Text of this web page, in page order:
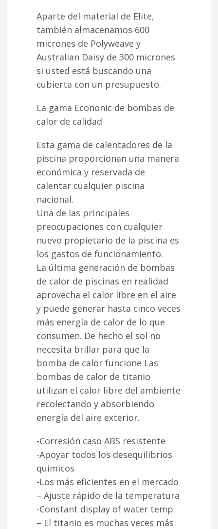
Aparte del material de Elite,
también almacenamos 600
micrones de Polyweave y
Australian Daisy de 300 micrones
si usted está buscando una
cubierta con un presupuesto.
La gama Econonic de bombas de
calor de calidad
Esta gama de calentadores de la
piscina proporcionan una manera
económica y reservada de
calentar cualquier piscina
nacional.
Una de las principales
preocupaciones con cualquier
nuevo propietario de la piscina es
los gastos de funcionamiento.
La última generación de bombas
de calor de piscinas en realidad
aprovecha el calor libre en el aire
y puede generar hasta cinco veces
más energía de calor de lo que
consumen. De hecho el sol no
necesita brillar para que la
bomba de calor funcione Las
bombas de calor de titanio
utilizan el calor libre del ambiente
recolectando y absorbiendo
energía del aire exterior.
-Corresión caso ABS resistente
-Apoyar todos los desequilibrios
químicos
-Los más eficientes en el mercado
– Ajuste rápido de la temperatura
-Constant display of water temp
– El titanio es muchas veces más